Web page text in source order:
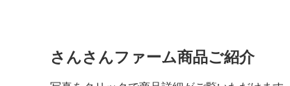
さんさんファーム商品ご紹介